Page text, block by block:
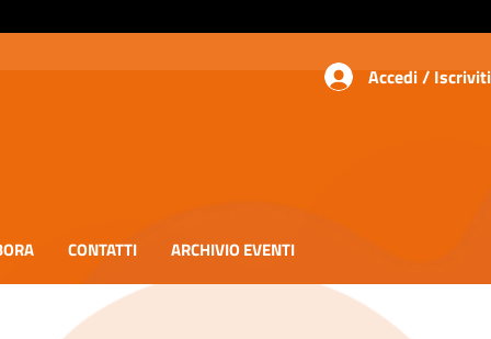
Accedi / Iscriviti
CONTATTI ARCHIVIO EVENTI